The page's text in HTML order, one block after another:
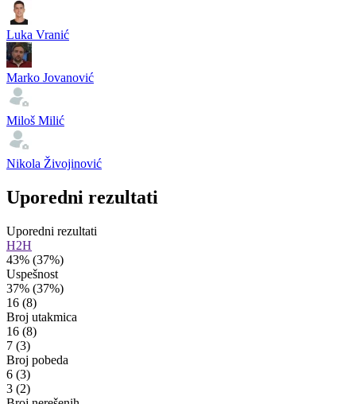
Luka Vranić
Marko Jovanović
Miloš Milić
Nikola Živojinović
Uporedni rezultati
Uporedni rezultati
H2H
43% (37%)
Uspešnost
37% (37%)
16 (8)
Broj utakmica
16 (8)
7 (3)
Broj pobeda
6 (3)
3 (2)